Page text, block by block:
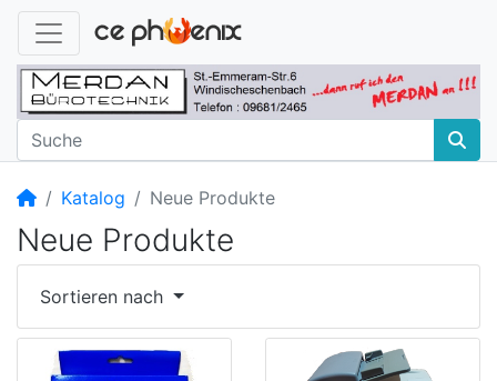
Startseite
Katalog Neue Produkte
Neue Produkte
Sortieren nach